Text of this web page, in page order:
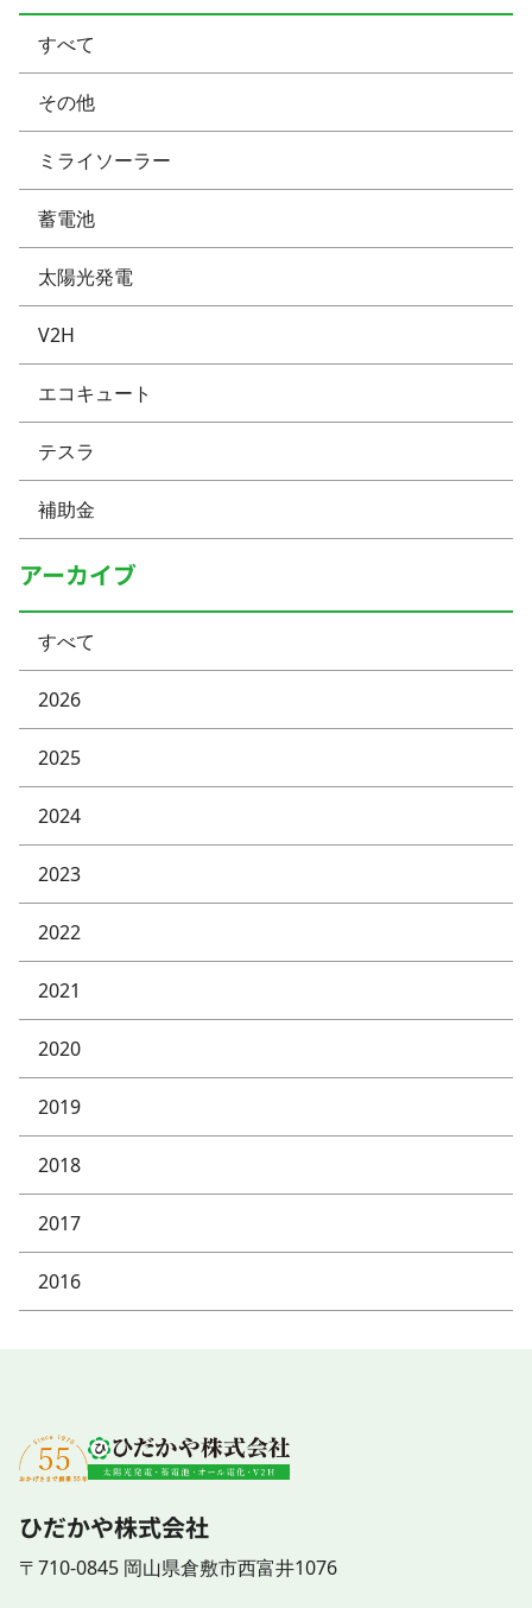
すべて
その他
ミライソーラー
蓄電池
太陽光発電
V2H
エコキュート
テスラ
補助金
アーカイブ
すべて
2026
2025
2024
2023
2022
2021
2020
2019
2018
2017
2016
ひだかや株式会社
〒710-0845 岡山県倉敷市西富井1076